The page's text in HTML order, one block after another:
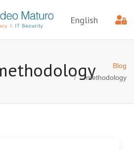
English
Blog
methodology